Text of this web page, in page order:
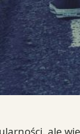
ale